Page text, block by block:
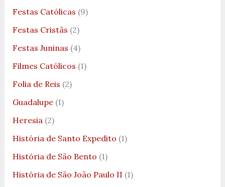
Festas Católicas (9)
Festas Cristãs (2)
Festas Juninas (4)
Filmes Católicos (1)
Folia de Reis (2)
Guadalupe(1)
Heresia(2)
História de Santo Expedito (1)
História de São Bento (1)
História de São João Paulo II (1)